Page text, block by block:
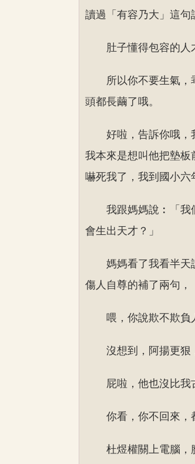
讀過「有容乃大」這句
肚子懂得包容的人
所以你不要生氣
頭都長繭了哦。
好啦，告訴你哦，
我本來是想叫他把墊板
嚇死我了，我到國小六
我跟媽媽說︰「我
會生出天才？」
媽媽看了我看半天
傷人自尊的補了兩句，
喂，你說欺不欺負
沒想到，阿揚更狠
屁啦，他也沒比我
你看，你不回來
杜煜權關上電腦，